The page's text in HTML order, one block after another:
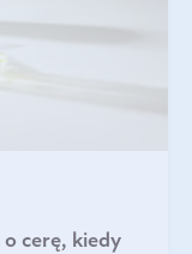
o cerę, kiedy